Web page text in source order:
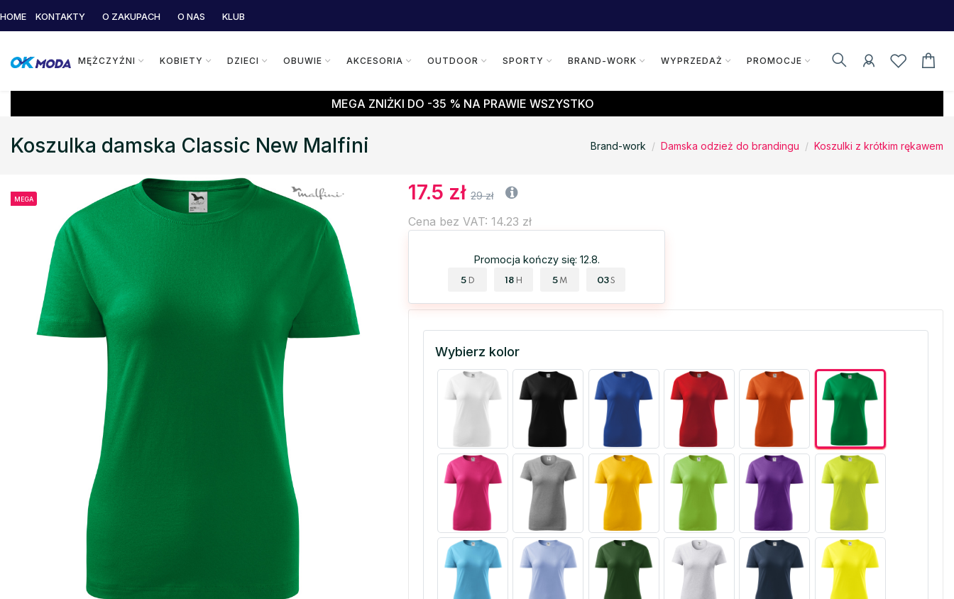
HOME KONTAKTY O ZAKUPACH O NAS KLUB
MĘŻCZYŹNI KOBIETY DZIECI OBUWIE AKCESORIA OUTDOOR SPORTY BRAND-WORK WYPRZEDAŻ PROMOCJE
MEGA ZNIŻKI DO -35 % NA PRAWIE WSZYSTKO
Koszulka damska Classic New Malfini Brand-work Damska odzież do brandingu Koszulki z krótkim rękawem
MEGA 17.5 zł 29 zł
Cena bez VAT: 14.23 zł
Promocja kończy się: 12.8.
5 D 18 H 5 M 02 S
Wybierz kolor